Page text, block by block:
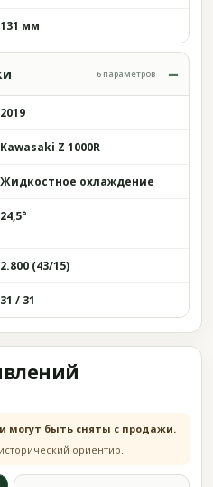
131 мм
6 параметров
2019
Kawasaki Z 1000R
Жидкостное охлаждение
24,5°
2.800 (43/15)
31 / 31
могут быть сняты с продажи.
ориентир.